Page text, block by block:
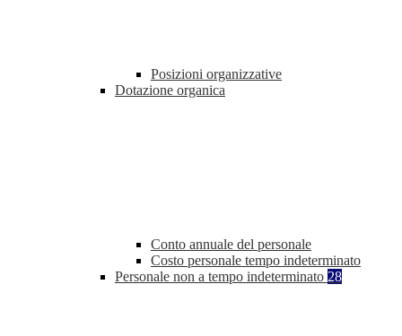
Posizioni organizzative
Dotazione organica
Conto annuale del personale
Costo personale tempo indeterminato
Personale non a tempo indeterminato 28